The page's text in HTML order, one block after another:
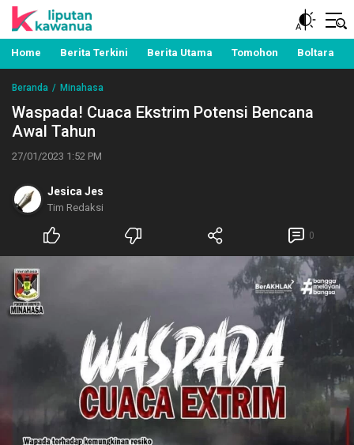
Liputan Kawanua
Berita Manado, Sulawesi Utara, Kawanua, Politik,
Pemerintahan, Hukum Kriminal dan Nasional
Home Berita Terkini Berita Utama Tomohon Boltara
Beranda Minahasa
Waspada! Cuaca Ekstrim Potensi Bencana
Awal Tahun
27/01/2023 1:52 PM
Jesica Jes
Tim Redaksi
0